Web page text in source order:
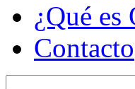
¿Qué es
Contacto